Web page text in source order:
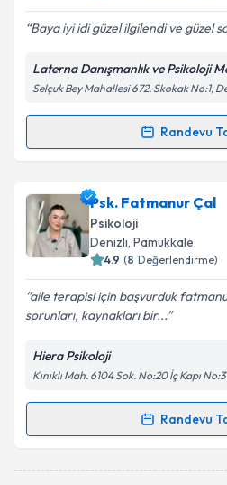
Baya iyi idi güzel ilgilendi ve güzel
Laterna Danışmanlık ve Psikoloji
Selçuk Bey Mahallesi 672. Skokak No:1,
Randevu
Randevu Takvimi Talebi
Psk. Turgut Kapkaraiçin
oluşturun. Size bu uzmandan
takvim hazırlandığında e-
Kişisel verilerimin
Metni'ni okudum ve
kapsamda işlenmesini
Psk. Fatmanur Çal
Psikoloji
Denizli, Pamukkale
4.9 (8 Değerlendirme)
aile terapisi için başvurduk
sorunları, kaynakları bir...
Hiera Psikoloji
Kınıklı Mah. 6104 Sok. No:20 İç Kapı
Randevu
Randevu Takvimi Talebi